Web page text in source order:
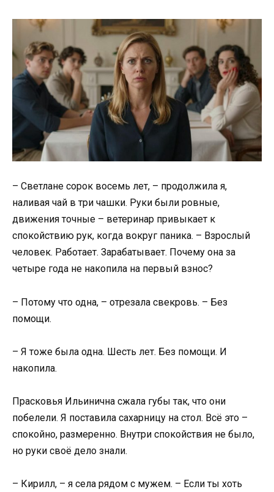
– Светлане сорок восемь лет, – продолжила я,
наливая чай в три чашки. Руки были ровные,
движения точные – ветеринар привыкает к
спокойствию рук, когда вокруг паника. – Взрослый
человек. Работает. Зарабатывает. Почему она за
четыре года не накопила на первый взнос?
– Потому что одна, – отрезала свекровь. – Без
помощи.
– Я тоже была одна. Шесть лет. Без помощи. И
накопила.
Прасковья Ильинична сжала губы так, что они
побелели. Я поставила сахарницу на стол. Всё это –
спокойно, размеренно. Внутри спокойствия не было,
но руки своё дело знали.
– Кирилл, – я села рядом с мужем. – Если ты хоть